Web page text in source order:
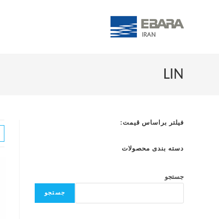
LIN
فیلتر براساس قیمت:
دسته بندی محصولات
جستجو
جستجو